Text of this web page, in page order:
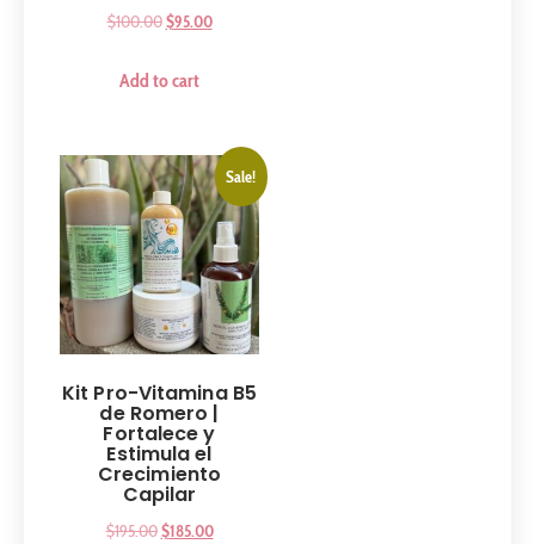
$100.00$95.00
Add to cart
Sale!
Kit Pro-Vitamina B5
de Romero |
Fortalece y
Estimula el
Crecimiento
Capilar
$195.00$185.00